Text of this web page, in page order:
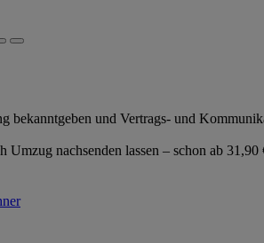
bekanntgeben und Vertrags- und
Umzug nachsenden lassen – schon ab